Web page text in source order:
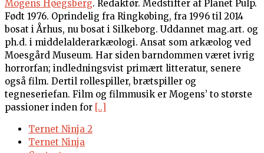
Mogens Høegsberg. Redaktør. Medstifter af Planet Pulp.
Født 1976. Oprindelig fra Ringkøbing, fra 1996 til 2014
bosat i Århus, nu bosat i Silkeborg. Uddannet mag.art. og
ph.d. i middelalderarkæologi. Ansat som arkæolog ved
Moesgård Museum. Har siden barndommen været ivrig
horrorfan; indledningsvist primært litteratur, senere
også film. Dertil rollespiller, brætspiller og
tegneseriefan. Film og filmmusik er Mogens’ to største
passioner inden for [..]
Ternet Ninja 2
Ternet Ninja